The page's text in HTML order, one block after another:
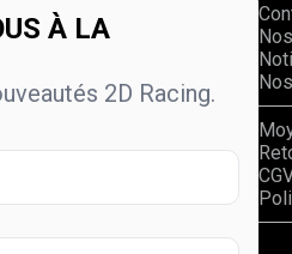
À LA
2D Racing.